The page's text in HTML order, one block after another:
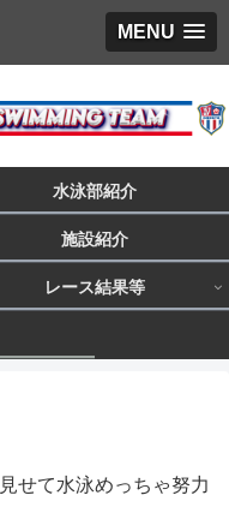
MENU
水泳部紹介
施設紹介
レース結果等
せて水泳めっちゃ努力